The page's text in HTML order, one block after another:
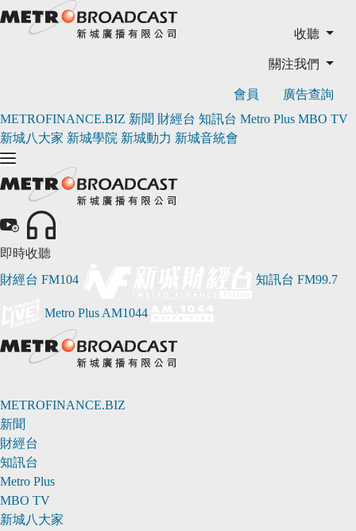
收聽
關注我們
會員
廣告查詢
METROFINANCE.BIZ 新聞 財經台 知訊台 Metro Plus MBO TV
新城八大家 新城學院 新城動力 新城音統會
即時收聽
財經台 FM104 知訊台 FM99.7
Metro Plus AM1044
METROFINANCE.BIZ
新聞
財經台
知訊台
Metro Plus
MBO TV
新城八大家